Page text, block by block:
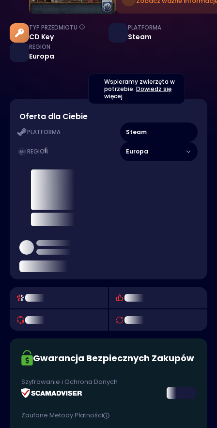
TYP PRZEDMIOTU
CD Key
PLATFORMA
Steam
REGION
Europa
Wspieramy zwierzęta w
potrzebie. Dowiedz się
więcej
Oferta dla Ciebie
PLATFORMA Steam
REGION Europa
Gwarancja Bezpiecznych Zakupów
Szyfrowanie i Ochrona Danych
Zaufane Metody Płatności